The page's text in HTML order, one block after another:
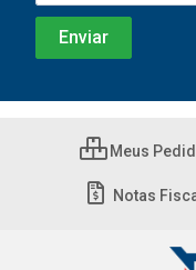
Meus
Notas